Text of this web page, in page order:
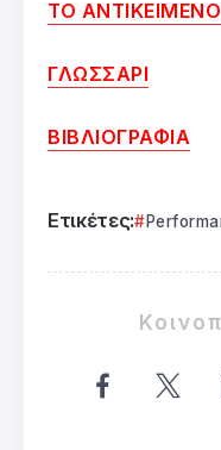
ΤΟ
ΓΛΩΣΣΑΡΙ
ΒΙΒΛΙΟΓΡΑΦΙΑ
Ετικέτες: